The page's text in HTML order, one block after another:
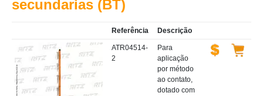
secundarias (BT)
Referência Descrição
ATR04514-
2
Para
aplicação
por método
ao contato,
dotado com